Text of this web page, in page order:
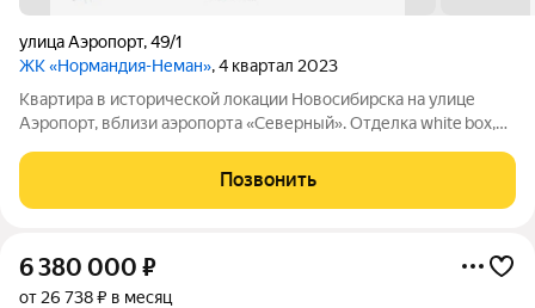
улица Аэропорт,49/1
ЖК «Нормандия-Неман», 4 квартал 2023
Квартира в исторической локации Новосибирска на улице
Аэропорт, вблизи аэропорта «Северный». Отделка white box,
примыкающей к «Нормандии Неман», будет построеноПозвонить
6 380 000 ₽
от 26 738 ₽ в месяц